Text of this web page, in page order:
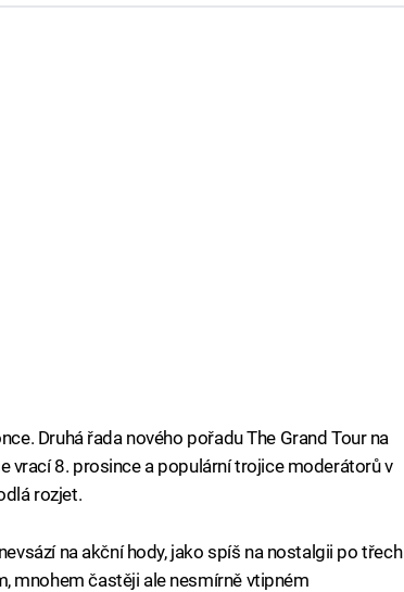
Druhá řada nového pořadu The Grand Tour na
vrací 8. prosince a populární trojice moderátorů v
rozjet.
na akční hody, jako spíš na nostalgii po třech
mnohem častěji ale nesmírně vtipném